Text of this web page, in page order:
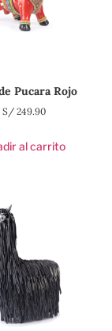
Pucara Rojo
S/249.90
al carrito